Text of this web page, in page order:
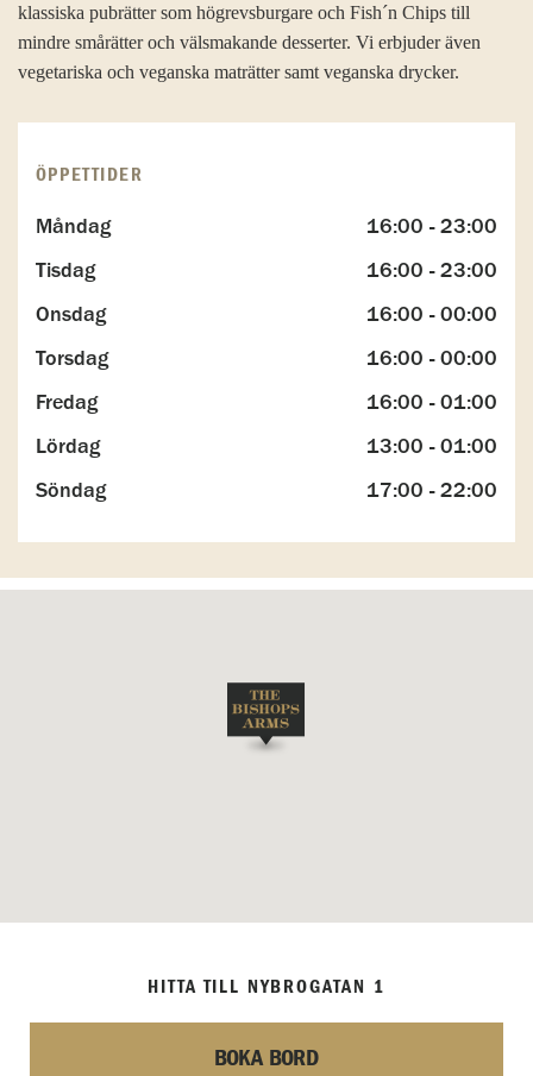
klassiska pubrätter som högrevsburgare och Fish´n Chips till
mindre smårätter och välsmakande desserter. Vi erbjuder även
vegetariska och veganska maträtter samt veganska drycker.
ÖPPETTIDER
Måndag
16:00 - 23:00
Tisdag
16:00 - 23:00
Onsdag
16:00 - 00:00
Torsdag
16:00 - 00:00
Fredag
16:00 - 01:00
Lördag
13:00 - 01:00
Söndag
17:00 - 22:00
HITTA TILL NYBROGATAN 1
BOKA BORD